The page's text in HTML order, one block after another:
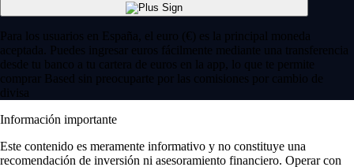
Para los usuarios en España, el euro (€) es la principal moneda
aceptada. Puedes ingresar euros fácilmente mediante una transferencia
desde tu banco a tu cartera de euros en la app, lo que te permite
comprar Based sin preocuparte por las comisiones por cambio de
divisa
Información importante
Este contenido es meramente informativo y no constituye una
recomendación de inversión ni asesoramiento financiero. Operar con